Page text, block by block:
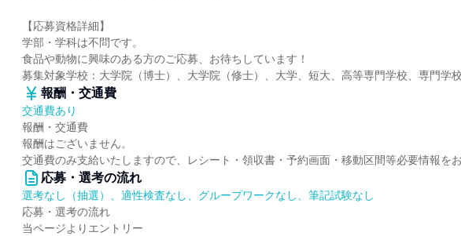
【応募資格詳細】
学部・学科は不問です。
食品や動物に興味のある方のご応募、お待ちしています！
募集対象学校：大学院（博士）、大学院（修士）、大学、短大、高等専門学校、専門学校
報酬・交通費
交通費あり
報酬・交通費
報酬はございません。
交通費のみ支給いたしますので、レシート・領収書・予約画面・移動区間等必要情報をお
応募・選考の流れ
選考なし（抽選）、適性検査なし、グループワークなし、筆記試験なし
応募・選考の流れ
当ページよりエントリー